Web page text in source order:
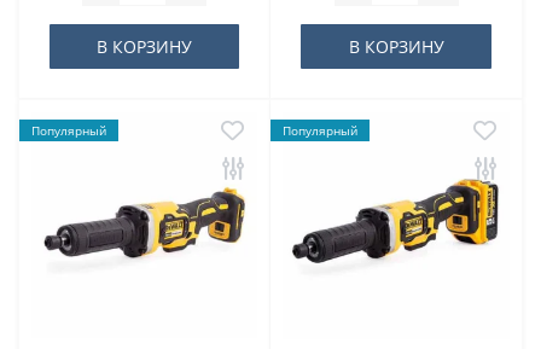
В КОРЗИНУ В КОРЗИНУ
Популярный Популярный